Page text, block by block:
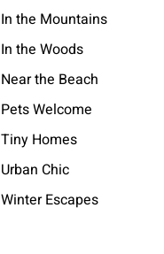
In the Mountains
In the Woods
Near the Beach
Pets Welcome
Tiny Homes
Urban Chic
Winter Escapes